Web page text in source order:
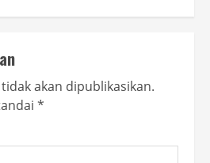
akan dipublikasikan.
*